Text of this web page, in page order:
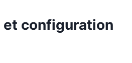
configuration